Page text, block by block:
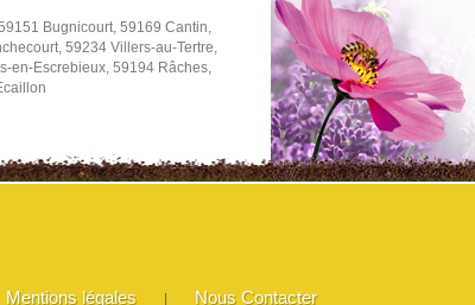
Bugnicourt, 59169 Cantin,
59234 Villers-au-Tertre,
en-Escrebieux, 59194 Râches,
Mentions légales | Nous Contacter